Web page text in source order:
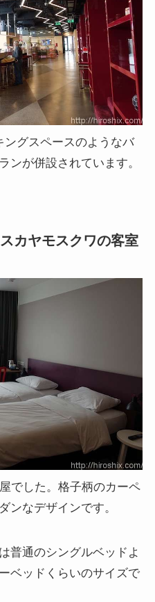
グスペースのようなバ
ンが併設されています。
カヤモスクワの客室
でした。格子柄のカーペ
ンなデザインです。
普通のシングルベッドよ
ベッドくらいのサイズで